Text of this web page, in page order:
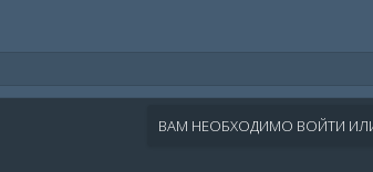
ВАМ НЕОБХОДИМО ВОЙТИ